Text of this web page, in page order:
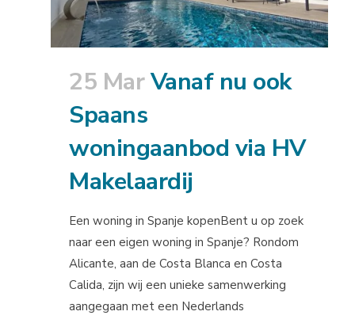
25 MarVanaf nu ook
Spaans
woningaanbod via HV
Makelaardij
Een woning in Spanje kopenBent u op zoek
naar een eigen woning in Spanje? Rondom
Alicante, aan de Costa Blanca en Costa
Calida, zijn wij een unieke samenwerking
aangegaan met een Nederlands